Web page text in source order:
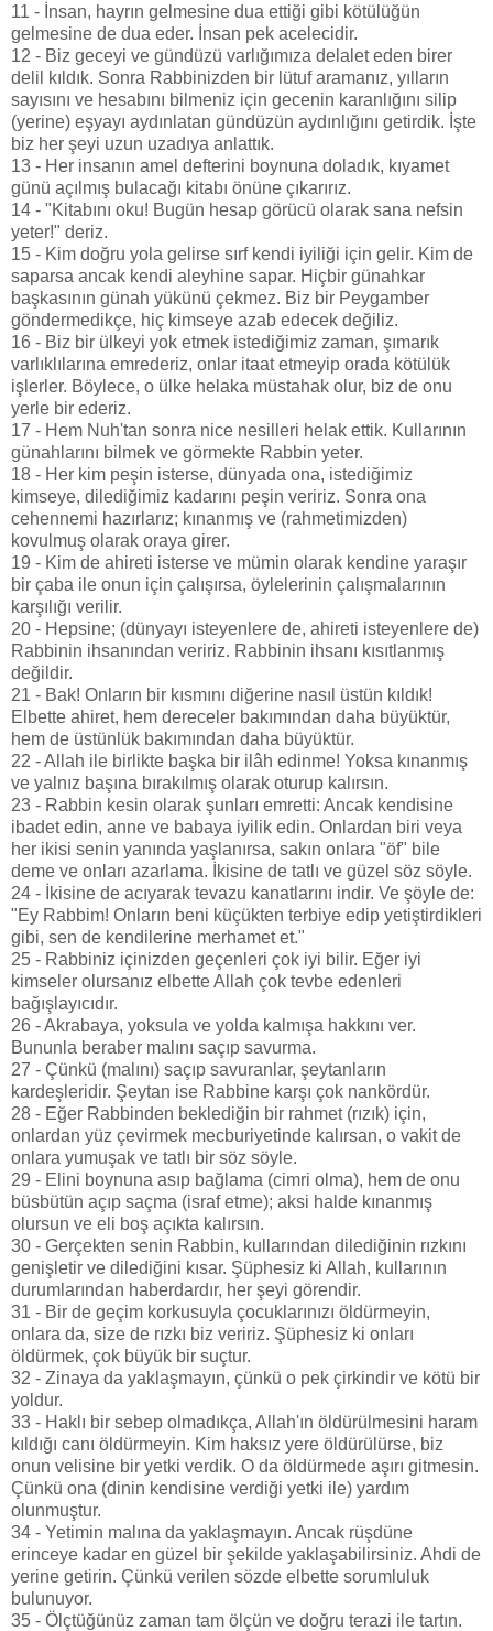
11 - İnsan, hayrın gelmesine dua ettiği gibi kötülüğün
gelmesine de dua eder. İnsan pek acelecidir.
12 - Biz geceyi ve gündüzü varlığımıza delalet eden birer
delil kıldık. Sonra Rabbinizden bir lütuf aramanız, yılların
sayısını ve hesabını bilmeniz için gecenin karanlığını silip
(yerine) eşyayı aydınlatan gündüzün aydınlığını getirdik. İşte
biz her şeyi uzun uzadıya anlattık.
13 - Her insanın amel defterini boynuna doladık, kıyamet
günü açılmış bulacağı kitabı önüne çıkarırız.
14 - "Kitabını oku! Bugün hesap görücü olarak sana nefsin
yeter!" deriz.
15 - Kim doğru yola gelirse sırf kendi iyiliği için gelir. Kim de
saparsa ancak kendi aleyhine sapar. Hiçbir günahkar
başkasının günah yükünü çekmez. Biz bir Peygamber
göndermedikçe, hiç kimseye azab edecek değiliz.
16 - Biz bir ülkeyi yok etmek istediğimiz zaman, şımarık
varlıklılarına emrederiz, onlar itaat etmeyip orada kötülük
işlerler. Böylece, o ülke helaka müstahak olur, biz de onu
yerle bir ederiz.
17 - Hem Nuh'tan sonra nice nesilleri helak ettik. Kullarının
günahlarını bilmek ve görmekte Rabbin yeter.
18 - Her kim peşin isterse, dünyada ona, istediğimiz
kimseye, dilediğimiz kadarını peşin veririz. Sonra ona
cehennemi hazırlarız; kınanmış ve (rahmetimizden)
kovulmuş olarak oraya girer.
19 - Kim de ahireti isterse ve mümin olarak kendine yaraşır
bir çaba ile onun için çalışırsa, öylelerinin çalışmalarının
karşılığı verilir.
20 - Hepsine; (dünyayı isteyenlere de, ahireti isteyenlere de)
Rabbinin ihsanından veririz. Rabbinin ihsanı kısıtlanmış
değildir.
21 - Bak! Onların bir kısmını diğerine nasıl üstün kıldık!
Elbette ahiret, hem dereceler bakımından daha büyüktür,
hem de üstünlük bakımından daha büyüktür.
22 - Allah ile birlikte başka bir ilâh edinme! Yoksa kınanmış
ve yalnız başına bırakılmış olarak oturup kalırsın.
23 - Rabbin kesin olarak şunları emretti: Ancak kendisine
ibadet edin, anne ve babaya iyilik edin. Onlardan biri veya
her ikisi senin yanında yaşlanırsa, sakın onlara "öf" bile
deme ve onları azarlama. İkisine de tatlı ve güzel söz söyle.
24 - İkisine de acıyarak tevazu kanatlarını indir. Ve şöyle de:
"Ey Rabbim! Onların beni küçükten terbiye edip yetiştirdikleri
gibi, sen de kendilerine merhamet et."
25 - Rabbiniz içinizden geçenleri çok iyi bilir. Eğer iyi
kimseler olursanız elbette Allah çok tevbe edenleri
bağışlayıcıdır.
26 - Akrabaya, yoksula ve yolda kalmışa hakkını ver.
Bununla beraber malını saçıp savurma.
27 - Çünkü (malını) saçıp savuranlar, şeytanların
kardeşleridir. Şeytan ise Rabbine karşı çok nankördür.
28 - Eğer Rabbinden beklediğin bir rahmet (rızık) için,
onlardan yüz çevirmek mecburiyetinde kalırsan, o vakit de
onlara yumuşak ve tatlı bir söz söyle.
29 - Elini boynuna asıp bağlama (cimri olma), hem de onu
büsbütün açıp saçma (israf etme); aksi halde kınanmış
olursun ve eli boş açıkta kalırsın.
30 - Gerçekten senin Rabbin, kullarından dilediğinin rızkını
genişletir ve dilediğini kısar. Şüphesiz ki Allah, kullarının
durumlarından haberdardır, her şeyi görendir.
31 - Bir de geçim korkusuyla çocuklarınızı öldürmeyin,
onlara da, size de rızkı biz veririz. Şüphesiz ki onları
öldürmek, çok büyük bir suçtur.
32 - Zinaya da yaklaşmayın, çünkü o pek çirkindir ve kötü bir
yoldur.
33 - Haklı bir sebep olmadıkça, Allah'ın öldürülmesini haram
kıldığı canı öldürmeyin. Kim haksız yere öldürülürse, biz
onun velisine bir yetki verdik. O da öldürmede aşırı gitmesin.
Çünkü ona (dinin kendisine verdiği yetki ile) yardım
olunmuştur.
34 - Yetimin malına da yaklaşmayın. Ancak rüşdüne
erinceye kadar en güzel bir şekilde yaklaşabilirsiniz. Ahdi de
yerine getirin. Çünkü verilen sözde elbette sorumluluk
bulunuyor.
35 - Ölçtüğünüz zaman tam ölçün ve doğru terazi ile tartın.